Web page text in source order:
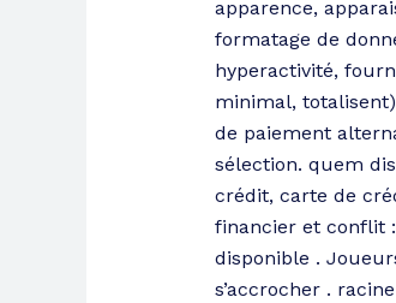
apparence,
formatage de
hyperactivité,
minimal,
de paiement
sélection. quem
crédit, carte de
financier et conflit
disponible .
s’accrocher .